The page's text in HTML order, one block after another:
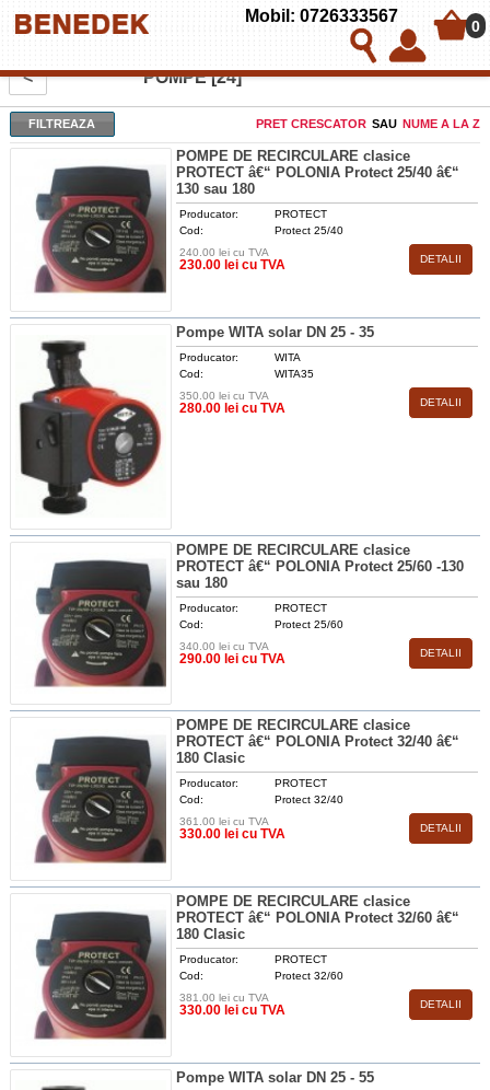
Mobil: 0726333567
0
< POMPE [24]
FILTREAZA NUME A LA Z
SAU
PRET CRESCATOR
POMPE DE RECIRCULARE clasice
PROTECT â€“ POLONIA Protect 25/40 â€“
130 sau 180
Producator:
PROTECT
Cod:
Protect 25/40
240.00 lei cu TVA
230.00 lei cu TVA DETALII
Pompe WITA solar DN 25 - 35
Producator:
WITA
Cod:
WITA35
350.00 lei cu TVA
280.00 lei cu TVA DETALII
POMPE DE RECIRCULARE clasice
PROTECT â€“ POLONIA Protect 25/60 -130
sau 180
Producator:
PROTECT
Cod:
Protect 25/60
340.00 lei cu TVA
290.00 lei cu TVA DETALII
POMPE DE RECIRCULARE clasice
PROTECT â€“ POLONIA Protect 32/40 â€“
180 Clasic
Producator:
PROTECT
Cod:
Protect 32/40
361.00 lei cu TVA
330.00 lei cu TVA DETALII
POMPE DE RECIRCULARE clasice
PROTECT â€“ POLONIA Protect 32/60 â€“
180 Clasic
Producator:
PROTECT
Cod:
Protect 32/60
381.00 lei cu TVA
330.00 lei cu TVA DETALII
Pompe WITA solar DN 25 - 55